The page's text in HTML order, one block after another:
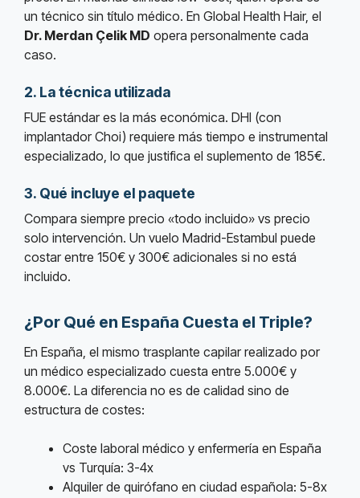
un técnico sin título médico. En Global Health Hair, el
Dr. Merdan Çelik MD opera personalmente cada
caso.
2. La técnica utilizada
FUE estándar es la más económica. DHI (con
implantador Choi) requiere más tiempo e instrumental
especializado, lo que justifica el suplemento de 185€.
3. Qué incluye el paquete
Compara siempre precio «todo incluido» vs precio
solo intervención. Un vuelo Madrid-Estambul puede
costar entre 150€ y 300€ adicionales si no está
incluido.
¿Por Qué en España Cuesta el Triple?
En España, el mismo trasplante capilar realizado por
un médico especializado cuesta entre 5.000€ y
8.000€. La diferencia no es de calidad sino de
estructura de costes:
Coste laboral médico y enfermería en España
vs Turquía: 3-4x
Alquiler de quirófano en ciudad española: 5-8x